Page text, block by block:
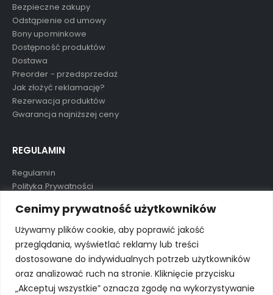
Cenimy prywatność użytkowników
Używamy plików cookie, aby poprawić jakość
przeglądania, wyświetlać reklamy lub treści
dostosowane do indywidualnych potrzeb użytkowników
oraz analizować ruch na stronie. Kliknięcie przycisku
„Akceptuj wszystkie” oznacza zgodę na wykorzystywanie
Bezpieczne zakupy
Odstąpienie od umowy
Bony upominkowe
Dostępność produktów
Dostawa
Preorder - przedsprzedaż
Jak złożyć reklamację?
Rezerwacja produktów
Gwarancja najniższej ceny
REGULAMIN
Regulamin
Polityka Prywatności
O nas
Kontakt
TAGI